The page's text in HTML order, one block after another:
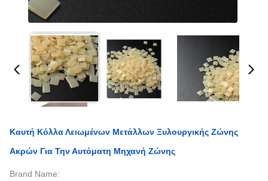
Καυτή Κόλλα Λειωμένων Μετάλλων Ξυλουργικής Ζώνης
Ακρών Για Την Αυτόματη Μηχανή Ζώνης
Brand Name: